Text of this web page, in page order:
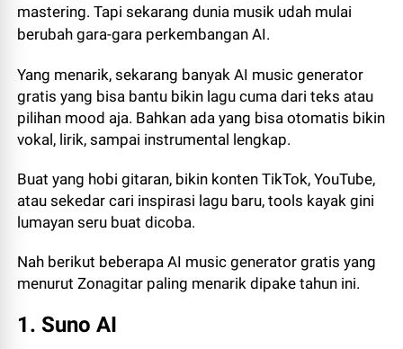
mastering. Tapi sekarang dunia musik udah mulai
berubah gara-gara perkembangan AI.
Yang menarik, sekarang banyak AI music generator
gratis yang bisa bantu bikin lagu cuma dari teks atau
pilihan mood aja. Bahkan ada yang bisa otomatis bikin
vokal, lirik, sampai instrumental lengkap.
Buat yang hobi gitaran, bikin konten TikTok, YouTube,
atau sekedar cari inspirasi lagu baru, tools kayak gini
lumayan seru buat dicoba.
Nah berikut beberapa AI music generator gratis yang
menurut Zonagitar paling menarik dipake tahun ini.
1. Suno AI